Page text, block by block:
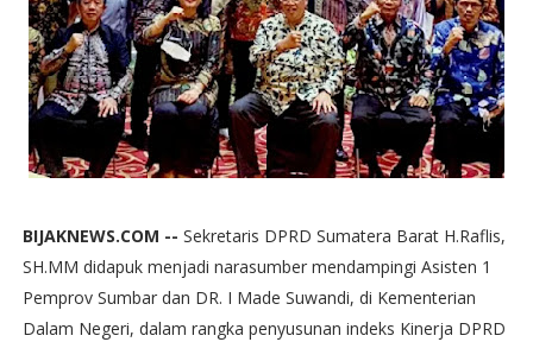
BIJAKNEWS.COM -- Sekretaris DPRD Sumatera Barat H.Raflis,
SH.MM didapuk menjadi narasumber mendampingi Asisten 1
Pemprov Sumbar dan DR. I Made Suwandi, di Kementerian
Dalam Negeri, dalam rangka penyusunan indeks Kinerja DPRD